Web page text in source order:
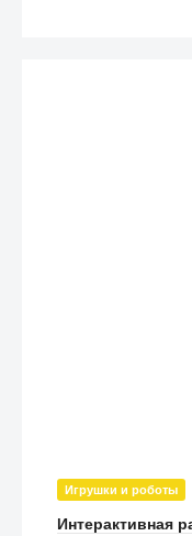
Игрушки и роботы
Интерактивная